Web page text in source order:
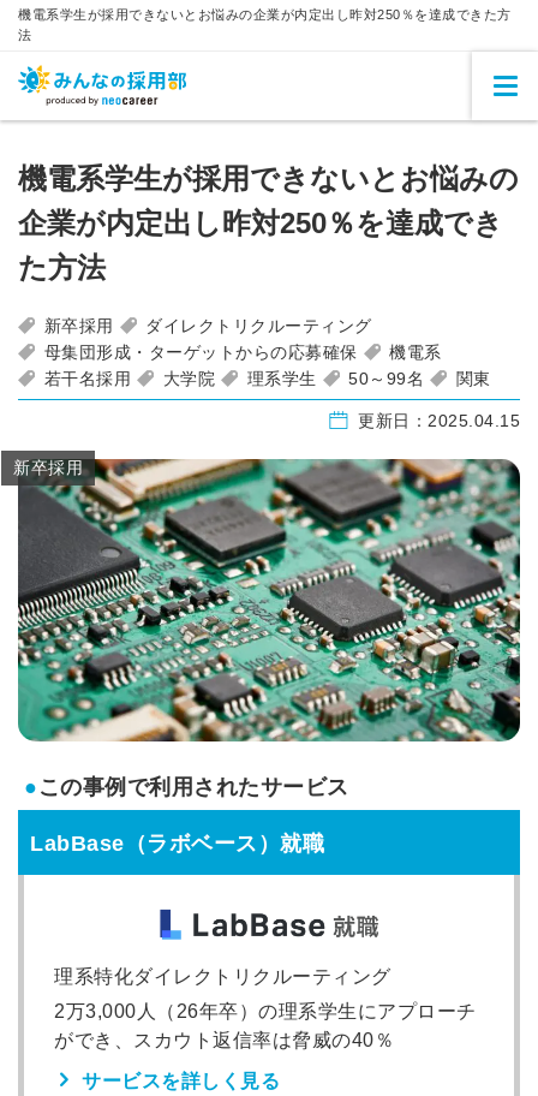
機電系学生が採用できないとお悩みの企業が内定出し昨対250％を達成できた方
法
機電系学生が採用できないとお悩みの
企業が内定出し昨対250％を達成でき
た方法
新卒採用
ダイレクトリクルーティング
母集団形成・ターゲットからの応募確保
機電系
若干名採用
大学院 理系学生 50～99名 関東
更新日： 2025.04.15
新卒採用
● この事例で利用されたサービス
LabBase（ラボベース）就職
理系特化ダイレクトリクルーティング
2万3,000人（26年卒）の理系学生にアプローチ
ができ、スカウト返信率は脅威の40％
サービスを詳しく見る